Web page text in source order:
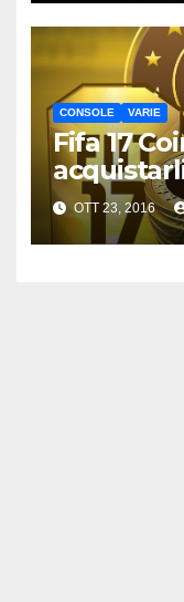
CONSOLE VARIE
Fifa 17
OTT 23, 2016